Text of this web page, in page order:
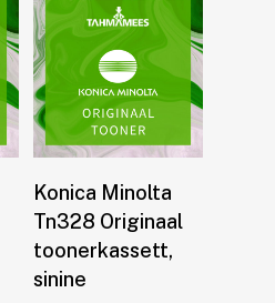
Lisa korvi
Konica Minolta
Tn328 Originaal
toonerkassett,
sinine